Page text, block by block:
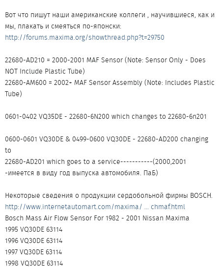
Вот что пишут наши американские коллеги , научившиеся, как и
мы, плакать и смеяться по-японски:
http://forums.maxima.org/showthread.php?t=29750
22680-AD210 = 2000-2001 MAF Sensor (Note: Sensor Only - Does
NOT Include Plastic Tube)
22680-AM600 = 2002+ MAF Sensor Assembly (Note: Includes Plastic
Tube)
0601-0402 VQ35DE - 22680-6N200 which changes to 22680-6n201
0600-0601 VQ30DE & 0499-0600 VQ30DE - 22680-AD200 changing
to
22680-AD201 which goes to a service-----------(2000,2001
-имеется в виду год выпуска автомобиля. ПаБ)
Некоторые сведения о продукции сердобольной фирмы BOSCH.
http://www.internetautomart.com/maxima/ ... chmaf.html
Bosch Mass Air Flow Sensor For 1982 - 2001 Nissan Maxima
1995 VQ30DE 63114
1996 VQ30DE 63114
1997 VQ30DE 63114
1998 VQ30DE 63114